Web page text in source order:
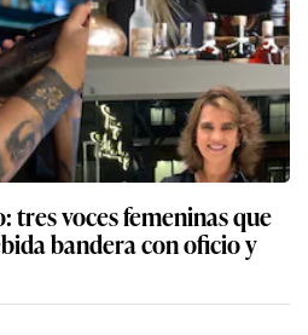
tres voces femeninas que
bandera con oficio y